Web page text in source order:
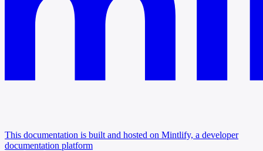
This documentation is built and hosted on Mintlify, a developer
documentation platform